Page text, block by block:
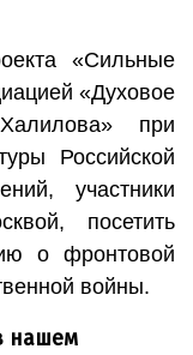
«Сильные
«Духовое
при
Российской
участники
посетить
о фронтовой
войны.
нашем